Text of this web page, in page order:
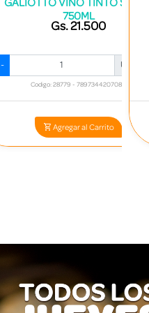
+
GALIOTTO VINO TINTO SUAVE
750ML
Gs. 21.500
- Und.
Codigo: 28779 - 7897344207089
Agregar al Carrito